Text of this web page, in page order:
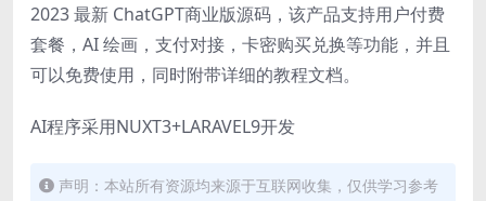
2023 最新 ChatGPT商业版源码，该产品支持用户付费
套餐，AI 绘画，支付对接，卡密购买兑换等功能，并且
可以免费使用，同时附带详细的教程文档。
AI程序采用NUXT3+LARAVEL9开发
声明：本站所有资源均来源于互联网收集，仅供学习参考